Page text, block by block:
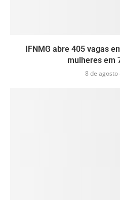
IFNMG abre 405 vagas
mulheres em
8 de agosto